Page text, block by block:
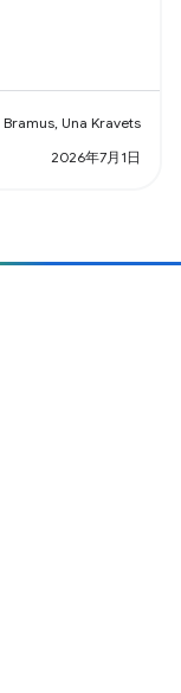
Bramus, Una Kravets
2026年7月1日